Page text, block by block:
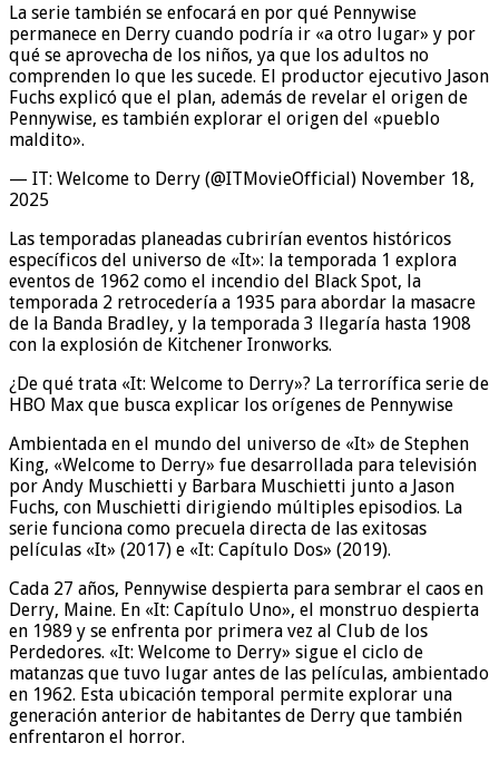
La serie también se enfocará en por qué Pennywise
permanece en Derry cuando podría ir «a otro lugar» y por
qué se aprovecha de los niños, ya que los adultos no
comprenden lo que les sucede. El productor ejecutivo Jason
Fuchs explicó que el plan, además de revelar el origen de
Pennywise, es también explorar el origen del «pueblo
maldito».
— IT: Welcome to Derry (@ITMovieOfficial) November 18,
2025
Las temporadas planeadas cubrirían eventos históricos
específicos del universo de «It»: la temporada 1 explora
eventos de 1962 como el incendio del Black Spot, la
temporada 2 retrocedería a 1935 para abordar la masacre
de la Banda Bradley, y la temporada 3 llegaría hasta 1908
con la explosión de Kitchener Ironworks.
¿De qué trata «It: Welcome to Derry»? La terrorífica serie de
HBO Max que busca explicar los orígenes de Pennywise
Ambientada en el mundo del universo de «It» de Stephen
King, «Welcome to Derry» fue desarrollada para televisión
por Andy Muschietti y Barbara Muschietti junto a Jason
Fuchs, con Muschietti dirigiendo múltiples episodios. La
serie funciona como precuela directa de las exitosas
películas «It» (2017) e «It: Capítulo Dos» (2019).
Cada 27 años, Pennywise despierta para sembrar el caos en
Derry, Maine. En «It: Capítulo Uno», el monstruo despierta
en 1989 y se enfrenta por primera vez al Club de los
Perdedores. «It: Welcome to Derry» sigue el ciclo de
matanzas que tuvo lugar antes de las películas, ambientado
en 1962. Esta ubicación temporal permite explorar una
generación anterior de habitantes de Derry que también
enfrentaron el horror.